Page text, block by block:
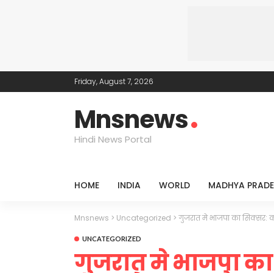
Friday, August 7, 2026
Mnsnews
Hindi News Portal
HOME INDIA WORLD MADHYA
Mnsnews > Uncategorized > गुजरात मे भाजपा का सिक्सर:
UNCATEGORIZED
गुजरात मे भाजपा का